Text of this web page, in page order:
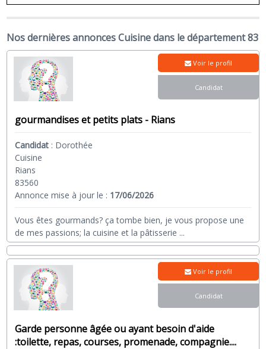
Nos dernières annonces Cuisine dans le département 83
gourmandises et petits plats - Rians
Candidat : Dorothée
Cuisine
Rians
83560
Annonce mise à jour le : 17/06/2026
Vous êtes gourmands? ça tombe bien, je vous propose une
de mes passions; la cuisine et la pâtisserie ...
Voir le profil
Candidat
Garde personne âgée ou ayant besoin d'aide
:toilette, repas, courses, promenade, compagnie....
Voir le profil
Candidat